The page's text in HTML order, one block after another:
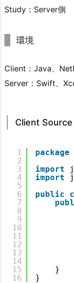
Study：Server側
環境
Client：Java、
Server：Swift、
Client Source
1
2
3
4
5
6
7
8
9
10
11
12
13
14
15
16
package
import
import
public
}
}